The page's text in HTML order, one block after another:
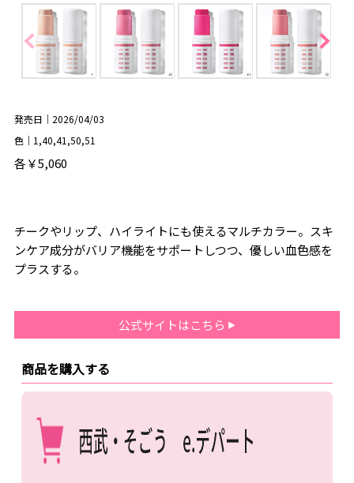
発売日｜2026/04/03
色｜1,40,41,50,51
各￥5,060
チークやリップ、ハイライトにも使えるマルチカラー。スキ
ンケア成分がバリア機能をサポートしつつ、優しい血色感を
プラスする。
公式サイトはこちら
商品を購入する